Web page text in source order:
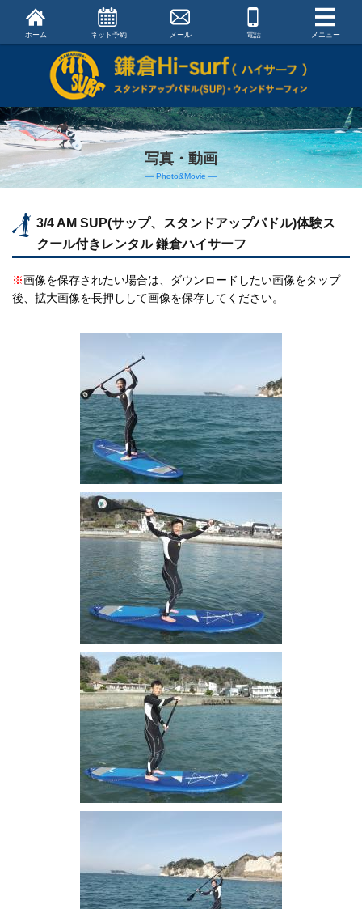
ホーム ネット予約 メール 電話 メニュー
写真・動画
― Photo&Movie ―
3/4 AM SUP(サップ、スタンドアップパドル)体験ス
クール付きレンタル 鎌倉ハイサーフ
※画像を保存されたい場合は、ダウンロードしたい画像をタップ
後、拡大画像を長押しして画像を保存してください。